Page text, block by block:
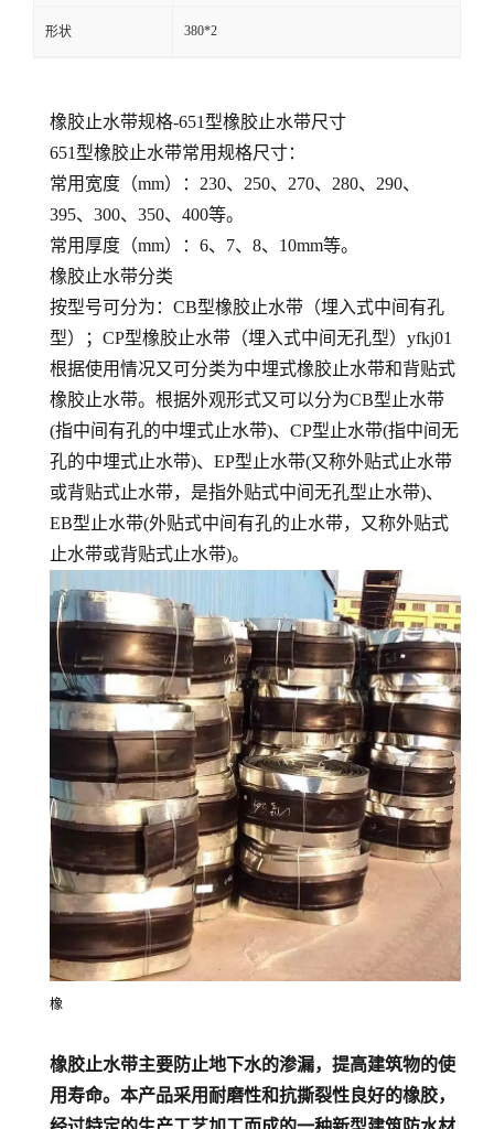
形状 380*2
橡胶止水带规格-651型橡胶止水带尺寸
651型橡胶止水带常用规格尺寸：
常用宽度（mm）：230、250、270、280、290、
395、300、350、400等。
常用厚度（mm）：6、7、8、10mm等。
橡胶止水带分类
按型号可分为：CB型橡胶止水带（埋入式中间有孔
型）；CP型橡胶止水带（埋入式中间无孔型）yfkj01
根据使用情况又可分类为中埋式橡胶止水带和背贴式
橡胶止水带。根据外观形式又可以分为CB型止水带
(指中间有孔的中埋式止水带)、CP型止水带(指中间无
孔的中埋式止水带)、EP型止水带(又称外贴式止水带
或背贴式止水带，是指外贴式中间无孔型止水带)、
EB型止水带(外贴式中间有孔的止水带，又称外贴式
止水带或背贴式止水带)。
橡
橡胶止水带主要防止地下水的渗漏，提高建筑物的使
用寿命。本产品采用耐磨性和抗撕裂性良好的橡胶，